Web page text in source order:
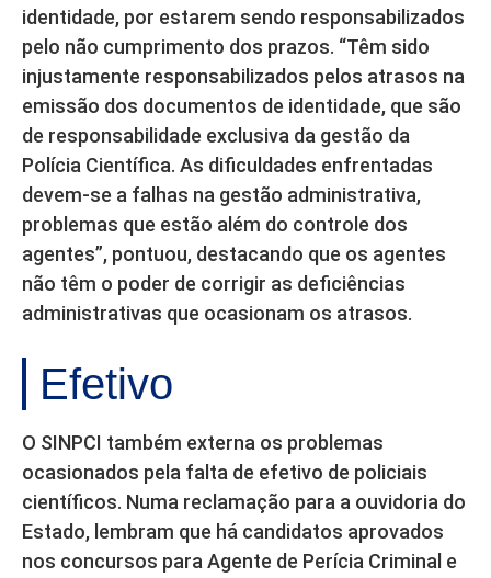
identidade, por estarem sendo responsabilizados
pelo não cumprimento dos prazos. “Têm sido
injustamente responsabilizados pelos atrasos na
emissão dos documentos de identidade, que são
de responsabilidade exclusiva da gestão da
Polícia Científica. As dificuldades enfrentadas
devem-se a falhas na gestão administrativa,
problemas que estão além do controle dos
agentes”, pontuou, destacando que os agentes
não têm o poder de corrigir as deficiências
administrativas que ocasionam os atrasos.
Efetivo
O SINPCI também externa os problemas
ocasionados pela falta de efetivo de policiais
científicos. Numa reclamação para a ouvidoria do
Estado, lembram que há candidatos aprovados
nos concursos para Agente de Perícia Criminal e